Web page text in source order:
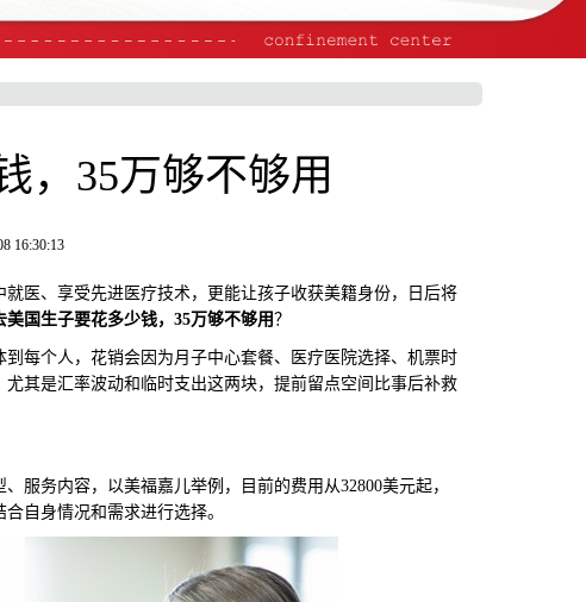
，35万够不够用
16:30:13
、享受先进医疗技术，更能让孩子收获美籍身份，日后将
美国生子要花多少钱，35万够不够用？
个人，花销会因为月子中心套餐、医疗医院选择、机票时
其是汇率波动和临时支出这两块，提前留点空间比事后补救
务内容，以美福嘉儿举例，目前的费用从32800美元起，
自身情况和需求进行选择。